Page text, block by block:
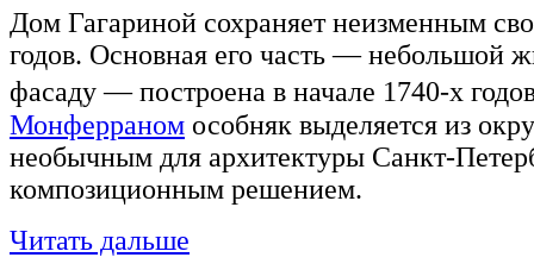
Дом Гагариной сохраняет неизменным
годов. Основная его часть — небольшой
фасаду — построена в начале 1740-х
Монферраном особняк выделяется из
необычным для архитектуры Санкт-
композиционным решением.
Читать дальше